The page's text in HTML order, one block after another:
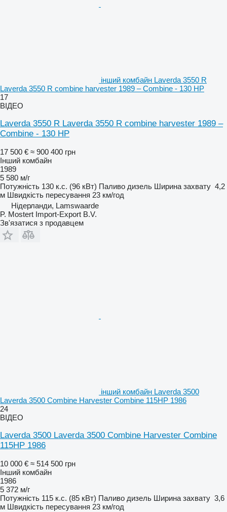
інший комбайн Laverda 3550 R
Laverda 3550 R combine harvester 1989 – Combine - 130 HP
17
ВІДЕО
Laverda 3550 R Laverda 3550 R combine harvester 1989 –
Combine - 130 HP
17 500 € ≈ 900 400 грн
Інший комбайн
1989
5 580 м/г
Потужність 130 к.с. (96 кВт) Паливо дизель Ширина захвату 4,2
м Швидкість пересування 23 км/год
Нідерланди, Lamswaarde
P. Mostert Import-Export B.V.
Зв'язатися з продавцем
інший комбайн Laverda 3500
Laverda 3500 Combine Harvester Combine 115HP 1986
24
ВІДЕО
Laverda 3500 Laverda 3500 Combine Harvester Combine
115HP 1986
10 000 € ≈ 514 500 грн
Інший комбайн
1986
5 372 м/г
Потужність 115 к.с. (85 кВт) Паливо дизель Ширина захвату 3,6
м Швидкість пересування 23 км/год